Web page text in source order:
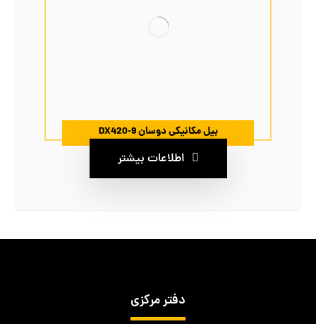
بیل مکانیکی دوسان DX420-9
اطلاعات بیشتر
دفتر مرکزی